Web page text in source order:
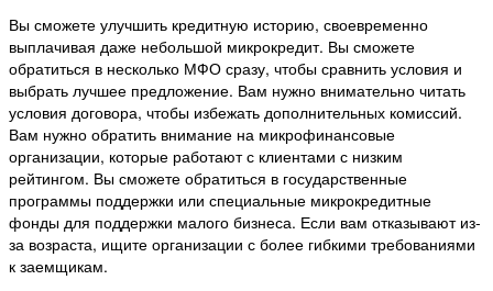
Вы сможете улучшить кредитную историю, своевременно
выплачивая даже небольшой микрокредит. Вы сможете
обратиться в несколько МФО сразу, чтобы сравнить условия и
выбрать лучшее предложение. Вам нужно внимательно читать
условия договора, чтобы избежать дополнительных комиссий.
Вам нужно обратить внимание на микрофинансовые
организации, которые работают с клиентами с низким
рейтингом. Вы сможете обратиться в государственные
программы поддержки или специальные микрокредитные
фонды для поддержки малого бизнеса. Если вам отказывают из-
за возраста, ищите организации с более гибкими требованиями
к заемщикам.